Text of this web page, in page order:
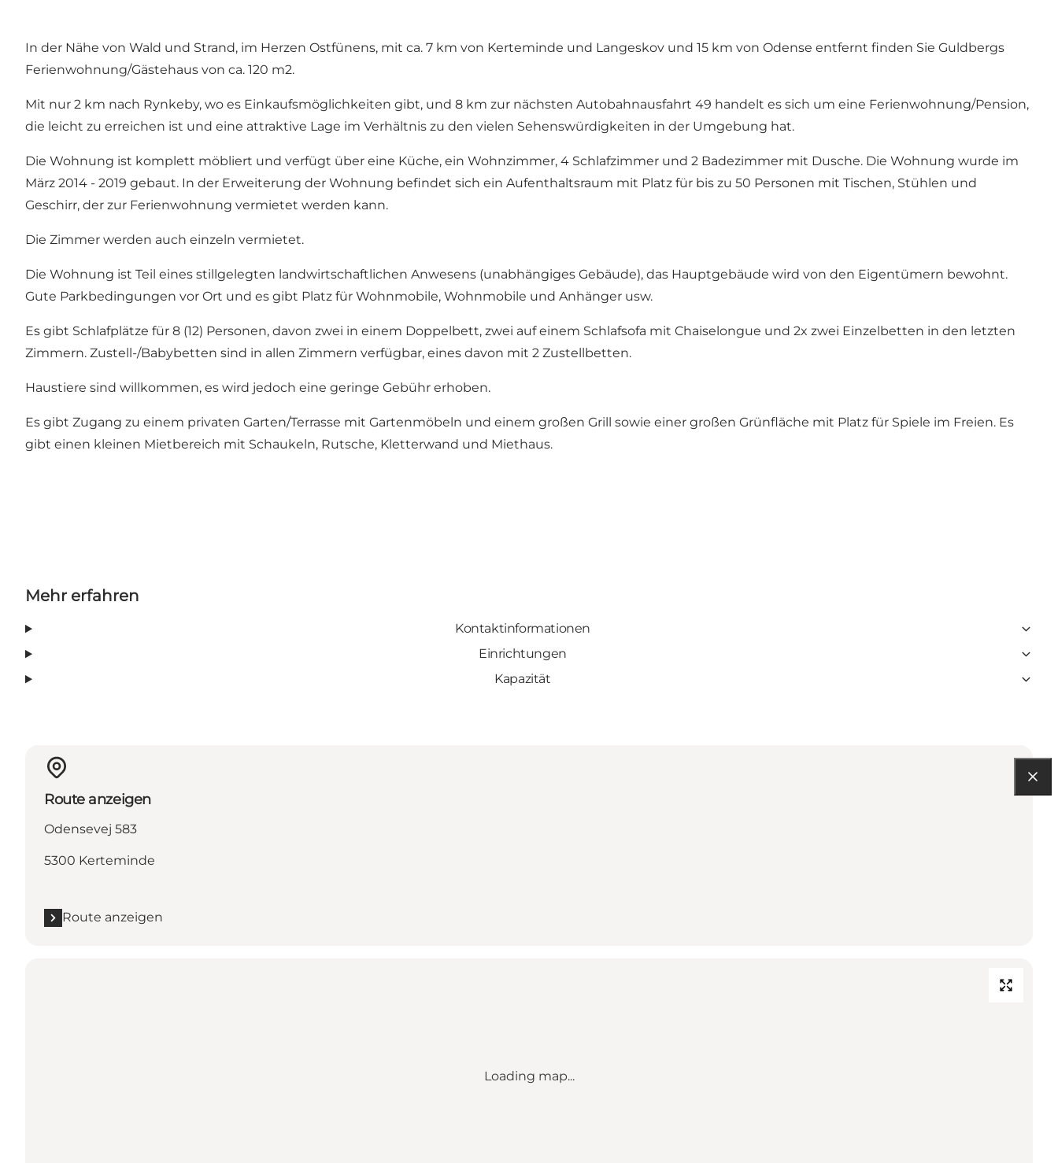
In der Nähe von Wald und Strand, im Herzen Ostfünens, mit ca. 7 km von Kerteminde und Langeskov und 15 km von Odense entfernt finden Sie Guldbergs
Ferienwohnung/Gästehaus von ca. 120 m2.
Mit nur 2 km nach Rynkeby, wo es Einkaufsmöglichkeiten gibt, und 8 km zur nächsten Autobahnausfahrt 49 handelt es sich um eine Ferienwohnung/Pension,
die leicht zu erreichen ist und eine attraktive Lage im Verhältnis zu den vielen Sehenswürdigkeiten in der Umgebung hat.
Die Wohnung ist komplett möbliert und verfügt über eine Küche, ein Wohnzimmer, 4 Schlafzimmer und 2 Badezimmer mit Dusche. Die Wohnung wurde im
März 2014 - 2019 gebaut. In der Erweiterung der Wohnung befindet sich ein Aufenthaltsraum mit Platz für bis zu 50 Personen mit Tischen, Stühlen und
Geschirr, der zur Ferienwohnung vermietet werden kann.
Die Zimmer werden auch einzeln vermietet.
Die Wohnung ist Teil eines stillgelegten landwirtschaftlichen Anwesens (unabhängiges Gebäude), das Hauptgebäude wird von den Eigentümern bewohnt.
Gute Parkbedingungen vor Ort und es gibt Platz für Wohnmobile, Wohnmobile und Anhänger usw.
Es gibt Schlafplätze für 8 (12) Personen, davon zwei in einem Doppelbett, zwei auf einem Schlafsofa mit Chaiselongue und 2x zwei Einzelbetten in den letzten
Zimmern. Zustell-/Babybetten sind in allen Zimmern verfügbar, eines davon mit 2 Zustellbetten.
Haustiere sind willkommen, es wird jedoch eine geringe Gebühr erhoben.
Es gibt Zugang zu einem privaten Garten/Terrasse mit Gartenmöbeln und einem großen Grill sowie einer großen Grünfläche mit Platz für Spiele im Freien. Es
gibt einen kleinen Mietbereich mit Schaukeln, Rutsche, Kletterwand und Miethaus.
Mehr erfahren
Kontaktinformationen
Einrichtungen
Kapazität
Route anzeigen
Odensevej 583
5300 Kerteminde
Route anzeigen
Loading map...